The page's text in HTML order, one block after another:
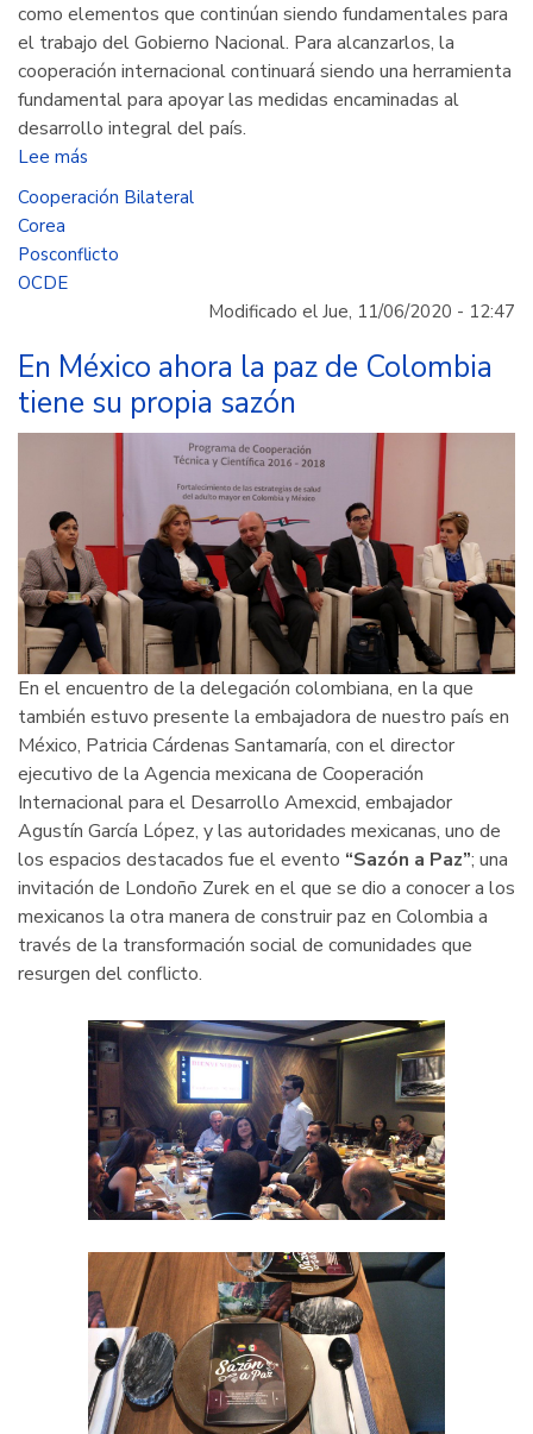
como elementos que continúan siendo fundamentales para
el trabajo del Gobierno Nacional. Para alcanzarlos, la
cooperación internacional continuará siendo una herramienta
fundamental para apoyar las medidas encaminadas al
desarrollo integral del país.
Lee más
Colombia
Corea
el
Cooperación Bilateral
Corea
Posconflicto
OCDE
Modificado el Jue, 11/06/2020 - 12:47
En México ahora la paz de Colombia
tiene su propia sazón
En el encuentro de la delegación colombiana, en la que
también estuvo presente la embajadora de nuestro país en
México, Patricia Cárdenas Santamaría, con el director
ejecutivo de la Agencia mexicana de Cooperación
Internacional para el Desarrollo Amexcid, embajador
Agustín García López, y las autoridades mexicanas, uno de
los espacios destacados fue el evento “Sazón a Paz”; una
invitación de Londoño Zurek en el que se dio a conocer a los
mexicanos la otra manera de construir paz en Colombia a
través de la transformación social de comunidades que
resurgen del conflicto.